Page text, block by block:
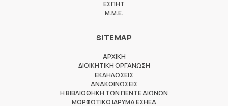
ΕΣΠΗΤ
M.M.E.
SITEMAP
ΑΡΧΙΚΗ
ΔΙΟΙΚΗΤΙΚΗ ΟΡΓΑΝΩΣΗ
ΕΚΔΗΛΩΣΕΙΣ
ΑΝΑΚΟΙΝΩΣΕΙΣ
Η ΒΙΒΛΙΟΘΗΚΗ ΤΩΝ ΠΕΝΤΕ ΑΙΩΝΩΝ
ΜΟΡΦΩΤΙΚΟ ΙΔΡΥΜΑ ΕΣΗΕΑ